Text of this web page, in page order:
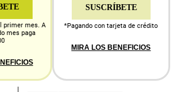
primer mes. A
mes paga
SUSCRÍBETE
*Pagando con tarjeta de crédito
MIRA LOS BENEFICIOS